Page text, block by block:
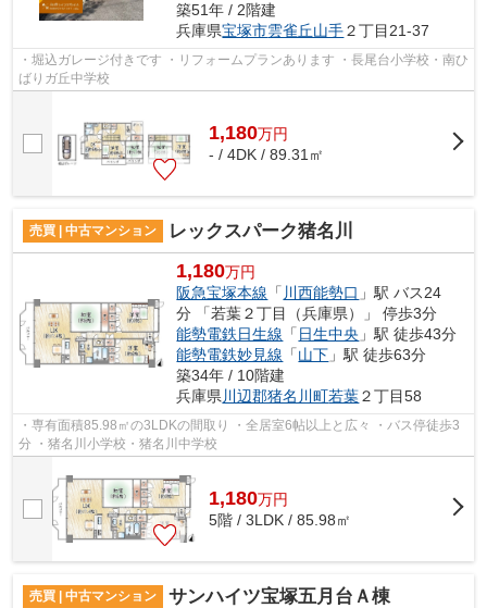
築51年 / 2階建
兵庫県宝塚市雲雀丘山手２丁目21-37
・堀込ガレージ付きです ・リフォームプランあります ・長尾台小学校・南ひ
ばりガ丘中学校
1,180万円
- / 4DK / 89.31㎡
売買 | 中古マンション レックスパーク猪名川
1,180万円
阪急宝塚本線 「 川西能勢口 」駅 バス24
分 「若葉２丁目（兵庫県）」 停歩3分
能勢電鉄日生線 「 日生中央 」駅 徒歩43分
能勢電鉄妙見線 「山下 」駅 徒歩63分
築34年 / 10階建
兵庫県 川辺郡猪名川町若葉２丁目58
・専有面積85.98㎡の3LDKの間取り ・全居室6帖以上と広々 ・バス停徒歩3
分 ・猪名川小学校・猪名川中学校
1,180万円
5階 / 3LDK / 85.98㎡
売買 | 中古マンション サンハイツ宝塚五月台Ａ棟